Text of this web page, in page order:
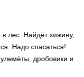
лес. Найдёт хижину,
Надо спасаться!
дробовики и